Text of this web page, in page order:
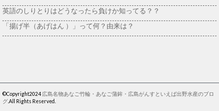
英語のしりとりはどうなったら負けか知ってる？？
「揚げ半（あげはん ）」って何？由来は？
©Copyright2024 広島名物あなご竹輪・あなご蒲鉾・広島がんすといえば出野水産のブロ
グ.All Rights Reserved.